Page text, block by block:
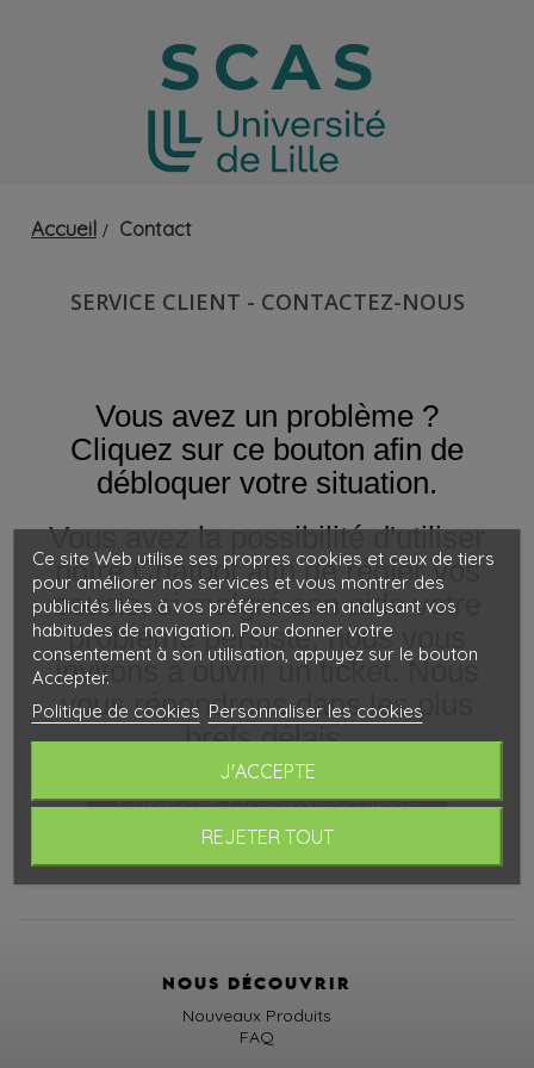
Accueil Contact
SERVICE CLIENT - CONTACTEZ-NOUS
Vous avez un problème ?
Cliquez sur ce bouton afin de
débloquer votre situation.
Vous avez la possibilité d'utiliser
notre Chatbot afin de régler vos
soucis, si malgré son aide votre
problème persiste, nous vous
invitons à ouvrir un ticket. Nous
vous répondrons dans les plus
brefs délais.
Support Dreamservices
NOUS DÉCOUVRIR
Nouveaux Produits
FAQ
Ce site Web utilise ses propres cookies et ceux de tiers
pour améliorer nos services et vous montrer des
publicités liées à vos préférences en analysant vos
habitudes de navigation. Pour donner votre
consentement à son utilisation, appuyez sur le bouton
Accepter.
Politique de cookies Personnaliser les cookies
REJETER TOUT
J'ACCEPTE